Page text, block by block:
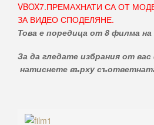
VBOX7.ПРЕМАХНАТИ СА ОТ
ЗА ВИДЕО СПОДЕЛЯНЕ.
Това е поредица от 8 филма на
За да гледате избрания от
натиснете върху